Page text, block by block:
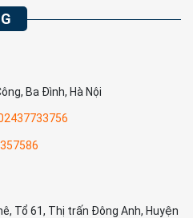
Ba Đình, Hà Nội
Tổ 61, Thị trấn Đông Anh, Huyện